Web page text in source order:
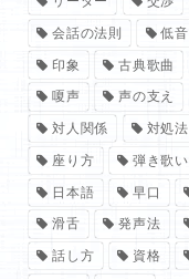
会話の法則
低音
印象
古典歌曲
嗄声
声の支え
対人関係
対処法
座り方
弾き歌い
日本語
早口
滑舌
発声法
話し方
資格